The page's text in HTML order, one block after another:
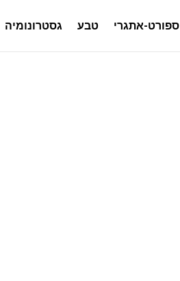
ספורט-אתגרי טבע גסטרונומיה